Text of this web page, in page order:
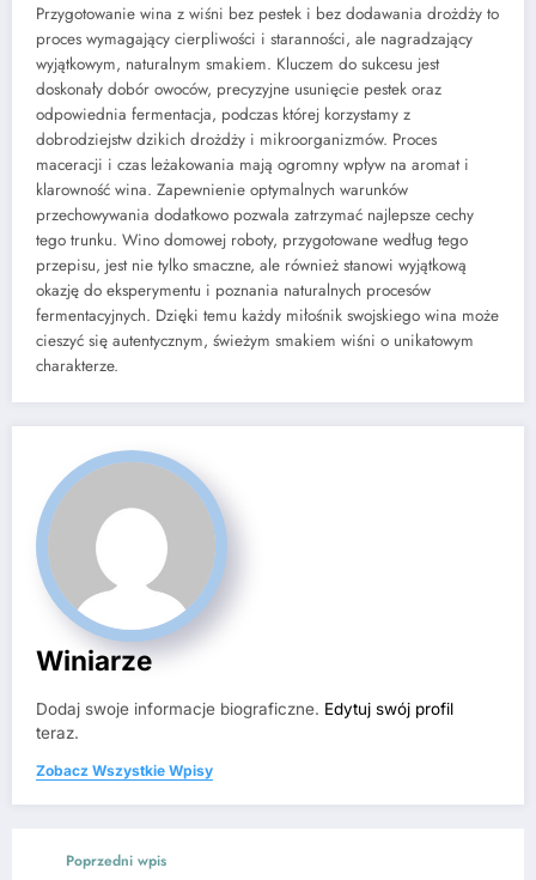
Przygotowanie wina z wiśni bez pestek i bez dodawania drożdży to
proces wymagający cierpliwości i staranności, ale nagradzający
wyjątkowym, naturalnym smakiem. Kluczem do sukcesu jest
doskonały dobór owoców, precyzyjne usunięcie pestek oraz
odpowiednia fermentacja, podczas której korzystamy z
dobrodziejstw dzikich drożdży i mikroorganizmów. Proces
maceracji i czas leżakowania mają ogromny wpływ na aromat i
klarowność wina. Zapewnienie optymalnych warunków
przechowywania dodatkowo pozwala zatrzymać najlepsze cechy
tego trunku. Wino domowej roboty, przygotowane według tego
przepisu, jest nie tylko smaczne, ale również stanowi wyjątkową
okazję do eksperymentu i poznania naturalnych procesów
fermentacyjnych. Dzięki temu każdy miłośnik swojskiego wina może
cieszyć się autentycznym, świeżym smakiem wiśni o unikatowym
charakterze.
Winiarze
Dodaj swoje informacje biograficzne. Edytuj swój profil
teraz.
Zobacz Wszystkie Wpisy
Poprzedni wpis